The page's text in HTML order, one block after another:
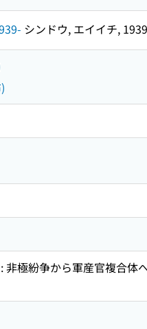
シンドウ, エイイチ,
非極紛争から軍産官複合体